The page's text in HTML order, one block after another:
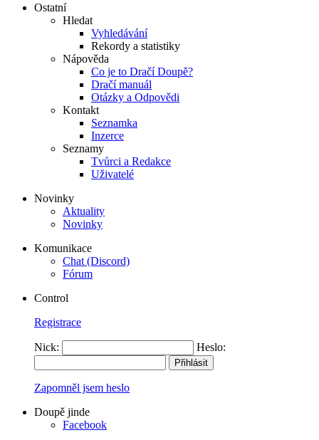
Ostatní
Hledat
Vyhledávání
Rekordy a statistiky
Nápověda
Co je to Dračí Doupě?
Dračí manuál
Otázky a Odpovědi
Kontakt
Seznamka
Inzerce
Seznamy
Tvůrci a Redakce
Uživatelé
Novinky
Aktuality
Novinky
Komunikace
Chat (Discord)
Fórum
Control
Registrace
Nick: Heslo:
Zapomněl jsem heslo
Doupě jinde
Facebook